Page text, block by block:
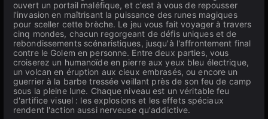
ouvert un portail maléfique, et c'est à vous de repousser
l'invasion en maîtrisant la puissance des runes magiques
pour sceller cette brèche. Le jeu vous fait voyager à travers
cinq mondes, chacun regorgeant de défis uniques et de
rebondissements scénaristiques, jusqu'à l'affrontement final
contre le Golem en personne. Entre deux parties, vous
croiserez un humanoïde en pierre aux yeux bleu électrique,
un volcan en éruption aux cieux embrasés, ou encore un
guerrier à la barbe tressée veillant près de son feu de camp
sous la pleine lune. Chaque niveau est un véritable feu
d'artifice visuel : les explosions et les effets spéciaux
rendent l'action aussi nerveuse qu'addictive.